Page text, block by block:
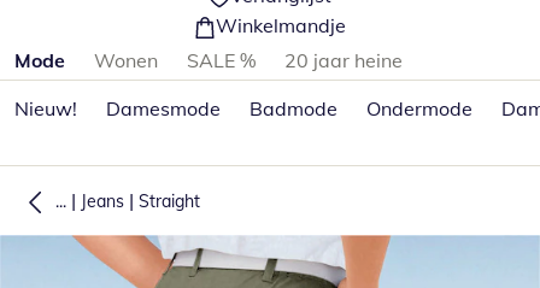
Winkelmandje
Productcategorieën overslaan
Mode Wonen SALE %
20 jaar heine
Nieuw!
Damesmode Badmode Ondermode
... | Jeans | Straight